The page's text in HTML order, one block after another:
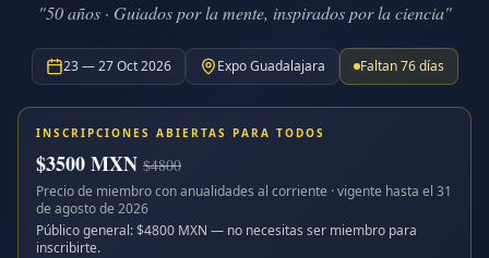
"50 años · Guiados por la mente, inspirados por la ciencia"
23 — 27 Oct 2026 Expo Guadalajara Faltan76días
INSCRIPCIONES ABIERTAS PARA TODOS
$3500MXN $4800
Precio de miembro con anualidades al corriente · vigente hasta el 31
de agosto de 2026
Público general: $4800 MXN — no necesitas ser miembro para
inscribirte.